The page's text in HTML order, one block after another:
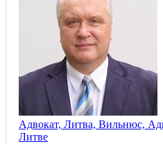
Адвокат, Литва, Вильнюс,
Литве